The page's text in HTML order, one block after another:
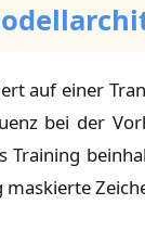
auf einer
bei der
Training